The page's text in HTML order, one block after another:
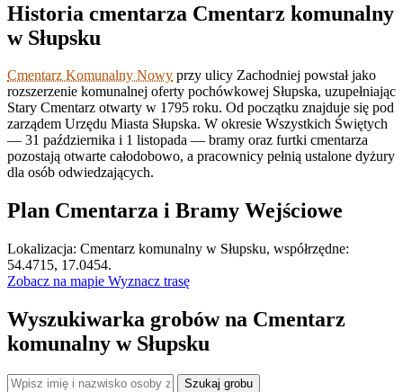
Historia cmentarza Cmentarz komunalny
w Słupsku
Cmentarz Komunalny Nowy przy ulicy Zachodniej powstał jako
rozszerzenie komunalnej oferty pochówkowej Słupska, uzupełniając
Stary Cmentarz otwarty w 1795 roku. Od początku znajduje się pod
zarządem Urzędu Miasta Słupska. W okresie Wszystkich Świętych
— 31 października i 1 listopada — bramy oraz furtki cmentarza
pozostają otwarte całodobowo, a pracownicy pełnią ustalone dyżury
dla osób odwiedzających.
Plan Cmentarza i Bramy Wejściowe
×
+
−
Lokalizacja: Cmentarz komunalny w Słupsku, współrzędne:
54.4715, 17.0454.
Zobacz na mapie Wyznacz trasę
Wyszukiwarka grobów na Cmentarz
komunalny w Słupsku
Szukaj grobu